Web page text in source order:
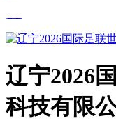
辽宁2026
科技有限